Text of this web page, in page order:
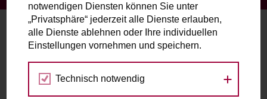
Buchungsanfrage stellen
Kostnix-Laden.
VEKKS / Kostnix-Laden / Erlgasse 27, 1120 Wien
notwendigen Diensten können Sie unter
„Privatsphäre“ jederzeit alle Dienste erlauben,
alle Dienste ablehnen oder Ihre individuellen
Einstellungen vornehmen und speichern.
Technisch notwendig